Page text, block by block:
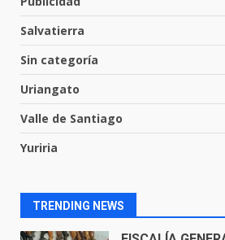
Salvatierra
Sin categoría
Uriangato
Valle de Santiago
Yuriria
TRENDING NEWS
1
El Pbro. Mario
parroquia de
2
FISCALÍA
FUEGO A LA
DEFENSA
5 de agosto de